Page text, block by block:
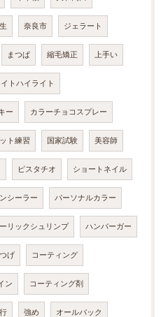
奈良市 ジェラート
まつぱ 縮毛矯正 上手い
トハイライト
ー カラーチョコスプレー
ト練習 国家試験 美容師
ピスタチオ ショートネイル
シーラー パーソナルカラー
リックシュリンプ ハンバーガー
げ コーティング
ン コーティング剤
強め オールバック